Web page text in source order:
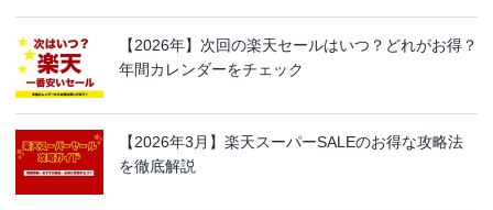
【2026年】次回の楽天セールはいつ？どれがお得？
年間カレンダーをチェック
【2026年3月】楽天スーパーSALEのお得な攻略法
を徹底解説